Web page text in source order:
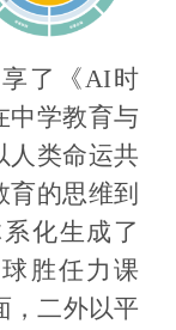
了 《 AI时
中学教育与
人类命运共
的思维到
化生成了
胜任力课
，二外以平